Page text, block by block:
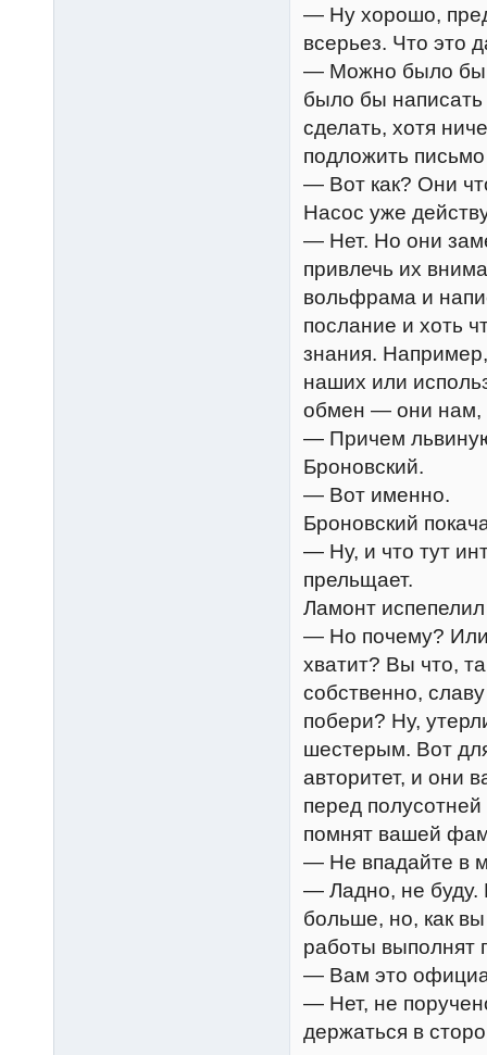
— Ну хорошо,
всерьез. Что это
— Можно было бы
было бы
сделать, хотя
подложить
— Вот как? Они
Насос уже
— Нет. Но они
привлечь их
вольфрама и
послание и хоть
знания.
наших или
обмен — они нам,
— Причем
Броновский.
— Вот именно.
Броновский
— Ну, и что тут
прельщает.
Ламонт
— Но почему?
хватит? Вы что,
собственно,
побери? Ну,
шестерым. Вот
авторитет, и они
перед
помнят вашей
— Не впадайте в
— Ладно, не буду.
больше, но, как
работы выполнят
— Вам это
— Нет, не
держаться в